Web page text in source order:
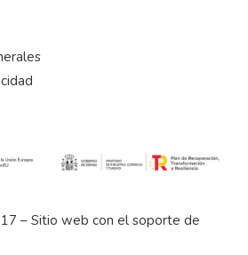
– Sitio web con el soporte de